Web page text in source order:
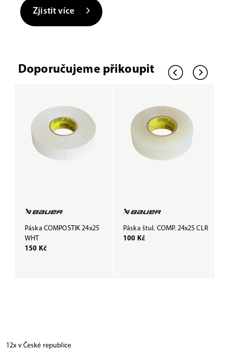
Zjistit více
Doporučujeme přikoupit
Páska COMPOSTIK 24x25
WHT
150 Kč
Páska štul. COMP. 24x25 CLR
100 Kč
12x v České republice